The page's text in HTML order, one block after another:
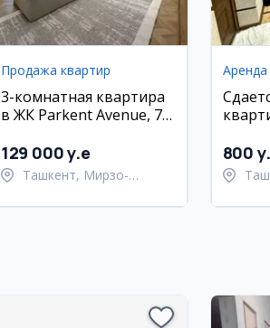
Продажа квартир
3-комнатная квартира
в ЖК Parkent Avenue, 70
129 000 y.e
Ташкент, Мирзо-
Аренда
800